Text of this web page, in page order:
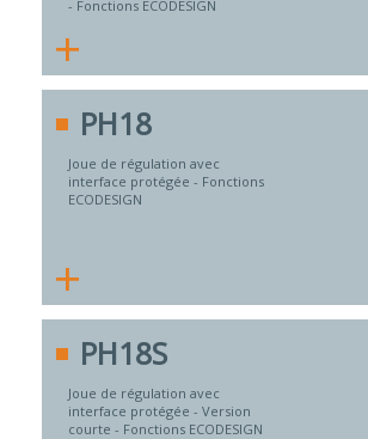
- Fonctions ECODESIGN
+
PH18
Joue de régulation avec
interface protégée - Fonctions
ECODESIGN
+
PH18S
Joue de régulation avec
interface protégée - Version
courte - Fonctions ECODESIGN